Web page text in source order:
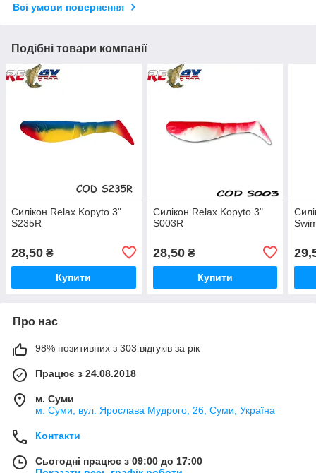
Всі умови повернення
Подібні товари компанії
Силікон Relax Kopyto 3"
S235R
28,50 ₴
Купити
Силікон Relax Kopyto 3"
S003R
28,50₴
Купити
Про нас
98% позитивних з 303 відгуків за рік
Працює з 24.08.2018
м. Суми
м. Суми, вул. Ярослава Мудрого, 26, Суми, Україна
Контакти
Сьогодні працює з 09:00 до 17:00